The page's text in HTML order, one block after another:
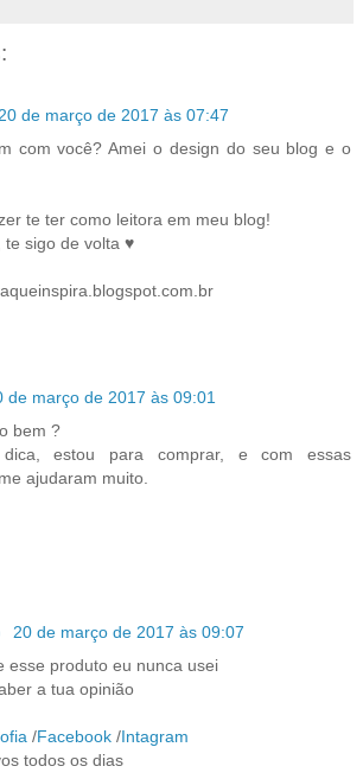
20 de março de 2017 às 07:47
com você? Amei o design do seu blog e o
te ter como leitora em meu blog!
te sigo de volta ♥
de março de 2017 às 09:01
bem ?
estou para comprar, e com essas
ajudaram muito.
20 de março de 2017 às 09:07
esse produto eu nunca usei
a tua opinião
/Facebook /Intagram
todos os dias